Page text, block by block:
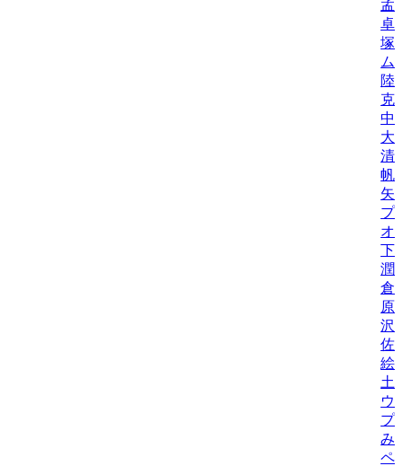
孟
卓
塚
ム
陸
克
中
大
清
帆/
矢
プ
オ
下
潤/
倉
原
沢
佐
絵/
土
ウ
プ
み/
ペ/